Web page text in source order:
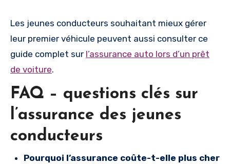
Les jeunes conducteurs souhaitant mieux gérer
leur premier véhicule peuvent aussi consulter ce
guide complet sur l’assurance auto lors d’un prêt
de voiture.
FAQ – questions clés sur
l’assurance des jeunes
conducteurs
Pourquoi l’assurance coûte-t-elle plus cher